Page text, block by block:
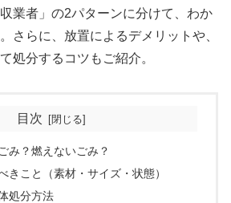
業者」の2パターンに分けて、わか
さらに、放置によるデメリットや、
処分するコツもご紹介。
目次
み？燃えないごみ？
きこと（素材・サイズ・状態）
処分方法